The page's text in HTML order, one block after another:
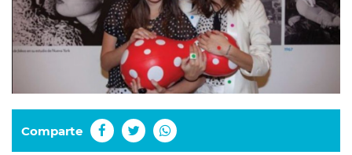
Comparte